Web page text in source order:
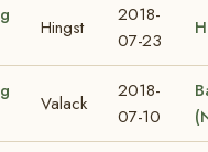
Hingst
2018-
07-23
Valack
2018-
07-10